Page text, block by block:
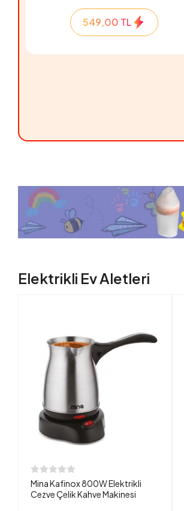
549,00 TL
Elektrikli Ev Aletleri
Mina Kafinox 800W Elektrikli
Cezve Çelik Kahve Makinesi